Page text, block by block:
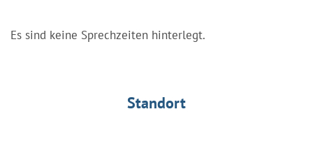
Es sind keine Sprechzeiten hinterlegt.
Standort